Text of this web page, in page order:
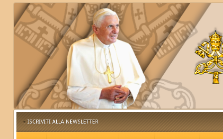
ISCRIVITI ALLA NEWSLETTER